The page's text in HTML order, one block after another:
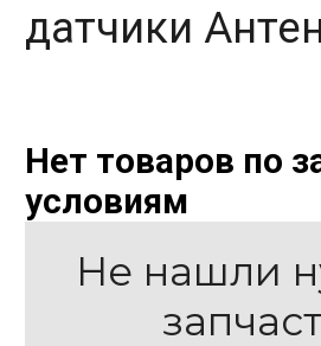
датчики
Нет товаров по
условиям
Не нашли